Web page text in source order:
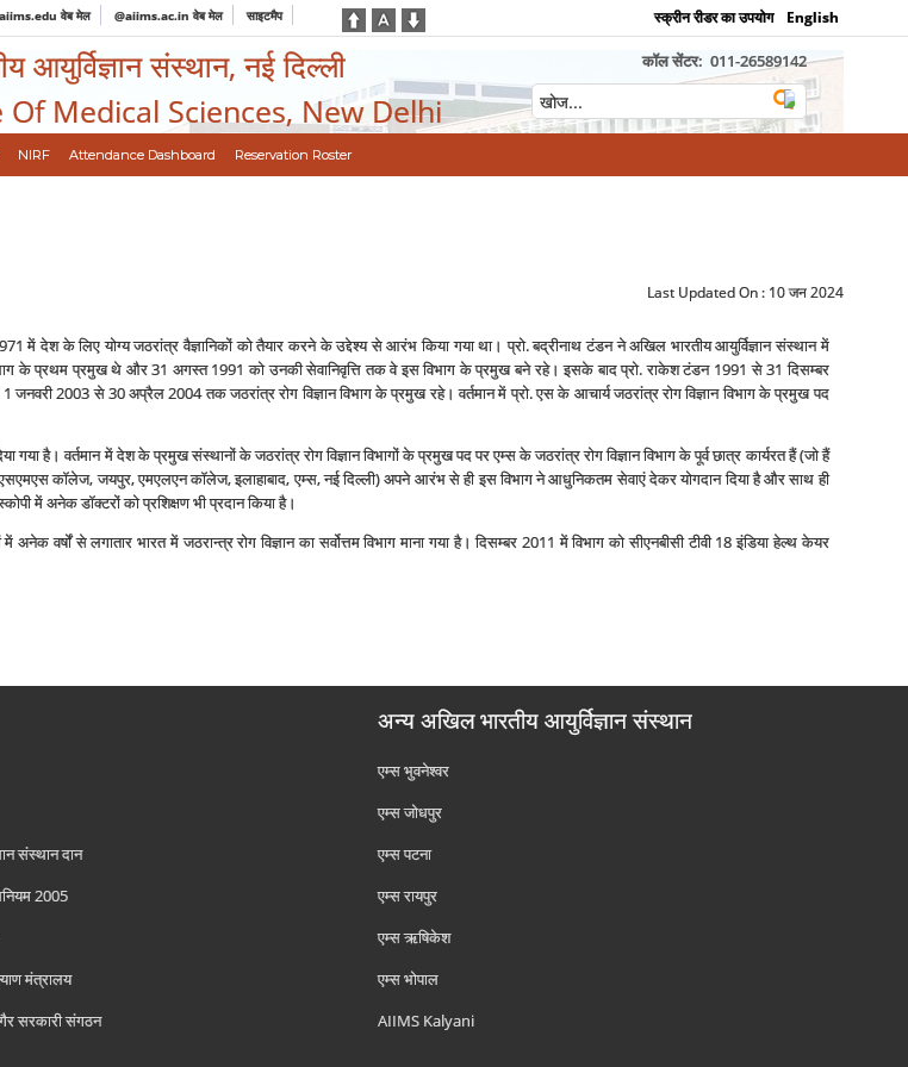
वेब मेल @aiims.ac.in वेब मेल साइटमैप स्क्रीन रीडर का उपयोग English
आयुर्विज्ञान संस्थान, नई दिल्ली
Medical Sciences, New Delhi
कॉल सेंटर: 011-26589142
NIRF Attendance Dashboard Reservation Roster
Last Updated On : 10 जन 2024
में देश के लिए योग्‍य जठरांत्र वैज्ञानिकों को तैयार करने के उद्देश्‍य से आरंभ किया गया था। प्रो. बद्रीनाथ टंडन ने अखिल भारतीय आयुर्विज्ञान संस्‍थान में
विभाग के प्रथम प्रमुख थे और 31 अगस्‍त 1991 को उनकी सेवानिवृत्ति तक वे इस विभाग के प्रमुख बने रहे। इसके बाद प्रो. राकेश टंडन 1991 से 31 दिसम्‍बर
1 जनवरी 2003 से 30 अप्रैल 2004 तक जठरांत्र रोग विज्ञान विभाग के प्रमुख रहे। वर्तमान में प्रो. एस के आचार्य जठरांत्र रोग विज्ञान विभाग के प्रमुख पद
गया है। वर्तमान में देश के प्रमुख संस्‍थानों के जठरांत्र रोग विज्ञान विभागों के प्रमुख पद पर एम्‍स के जठरांत्र रोग विज्ञान विभाग के पूर्व छात्र कार्यरत हैं (जो हैं
कॉलेज, जयपुर, एमएलएन कॉलेज, इलाहाबाद, एम्‍स, नई दिल्‍ली) अपने आरंभ से ही इस विभाग ने आधुनिकतम सेवाएं देकर योगदान दिया है और साथ ही
में अनेक डॉक्‍टरों को प्रशिक्षण भी प्रदान किया है।
अनेक वर्षों से लगातार भारत में जठरान्‍त्र रोग विज्ञान का सर्वोत्तम विभाग माना गया है। दिसम्‍बर 2011 में विभाग को सीएनबीसी टीवी 18 इंडिया हेल्‍थ केयर
संस्थान दान
2005
मंत्रालय
सरकारी संगठन
अन्य अखिल भारतीय आयुर्विज्ञान संस्थान
एम्‍स भुवनेश्वर
एम्‍स जोधपुर
एम्‍स पटना
एम्‍स रायपुर
एम्‍स ऋषिकेश
एम्‍स भोपाल
AIIMS Kalyani